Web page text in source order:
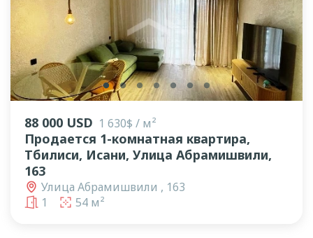
lens lens lens lens lens lens lens
88 000 USD 1 630$ / м²
Продается 1-комнатная квартира,
Тбилиси, Исани, Улица Абрамишвили,
163
Улица Абрамишвили , 163
1
54 м²